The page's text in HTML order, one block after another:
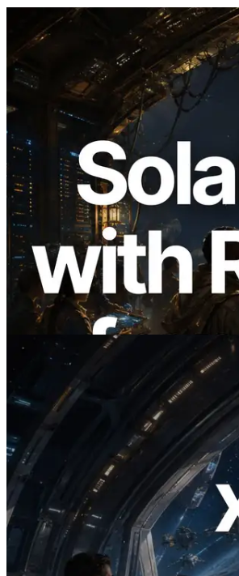
2026.08.05
ERPC, Solana Leader Slot
7개 리전 ping 측정으로 확
Validators Information
이 글 읽기
2026.07.04
ERPC, x402 지원 Solana